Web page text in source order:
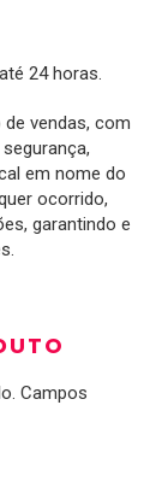
24 horas.
vendas, com
em nome do
ocorrido,
garantindo e
Campos